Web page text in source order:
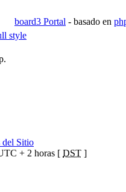
board3 Portal - basado en
style
del Sitio
+ 2 horas [ DST ]